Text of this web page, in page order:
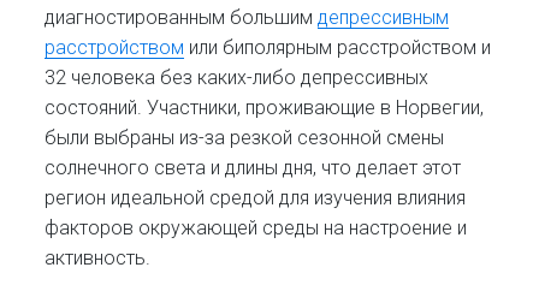
диагностированным большимдепрессивным
расстройством или биполярным расстройством и
32 человека без каких-либо депрессивных
состояний. Участники, проживающие в Норвегии,
были выбраны из-за резкой сезонной смены
солнечного света и длины дня, что делает этот
регион идеальной средой для изучения влияния
факторов окружающей среды на настроение и
активность.